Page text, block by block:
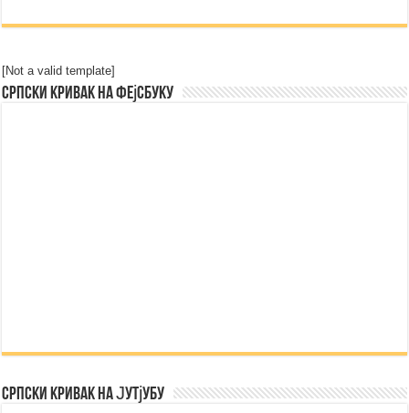
[Not a valid template]
Српски Кривак на Фејсбуку
Српски Кривак на Јутјубу